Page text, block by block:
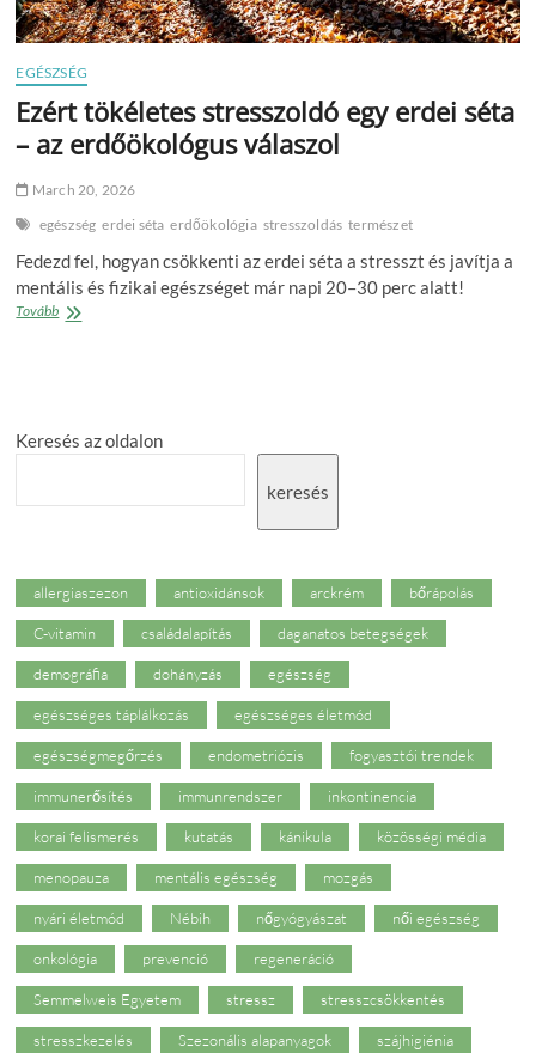
EGÉSZSÉG
Ezért tökéletes stresszoldó egy erdei séta
– az erdőökológus válaszol
March 20, 2026
egészség erdei séta erdőökológia stresszoldás természet
Fedezd fel, hogyan csökkenti az erdei séta a stresszt és javítja a
mentális és fizikai egészséget már napi 20–30 perc alatt!
TovábbEzért
–
az
válaszol
Keresés az oldalon
keresés
allergiaszezon antioxidánsok arckrém bőrápolás
C-vitamin családalapítás daganatos betegségek
demográfia dohányzás egészség
egészséges táplálkozás egészséges életmód
egészségmegőrzés endometriózis fogyasztói trendek
immunerősítés immunrendszer inkontinencia
korai felismerés kutatás kánikula közösségi média
menopauza mentális egészség mozgás
nyári életmód Nébih nőgyógyászat női egészség
onkológia prevenció regeneráció
Semmelweis Egyetem stressz stresszcsökkentés
stresszkezelés Szezonális alapanyagok szájhigiénia